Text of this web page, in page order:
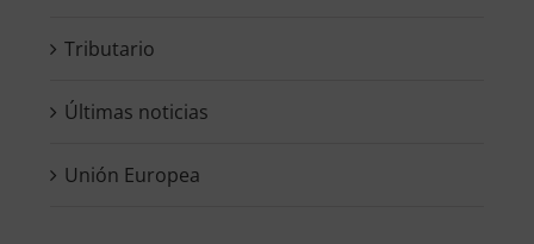
Tributario
Últimas noticias
Unión Europea